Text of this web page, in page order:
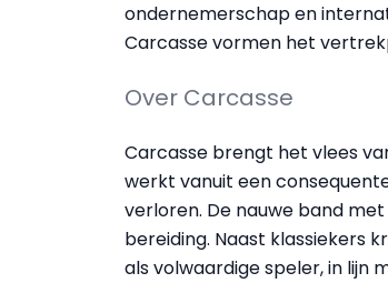
ondernemerschap en
Carcasse vormen het
Over Carcasse
Carcasse brengt het vlees
werkt vanuit een
verloren. De nauwe band
bereiding. Naast klassiekers
als volwaardige speler, in lijn